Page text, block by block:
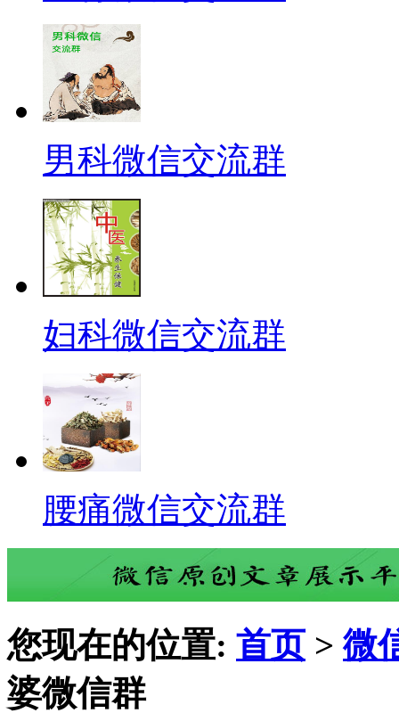
男科微信交流群
妇科微信交流群
腰痛微信交流群
您现在的位置: 首页 >微
婆微信群